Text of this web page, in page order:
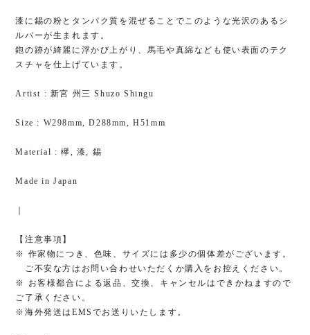
漆に錫の粉とタンパク質を混ぜることでこのような光沢のあるシ
ルバーが生まれます。
鉋の跡が綺麗に浮かび上がり、馬毛や真綿なども使い表面のテク
スチャを仕上げています。
Artist : 新宮 州三 Shuzo Shingu
Size : W298mm, D288mm, H51mm
Material : 欅, 漆, 錫
Made in Japan
｜
【注意事項】
※ 作家物につき、色味、サイズには多少の個体差がございます。
ご不安な方はお問い合わせいただくか購入をお控えください。
※ お客様都合による返品、交換、キャンセルはできかねますので
ご了承ください。
※海外発送はEMSでお送りいたします。